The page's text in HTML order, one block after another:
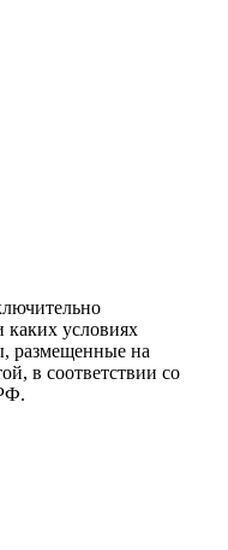
условиях
размещенные на
в соответствии со